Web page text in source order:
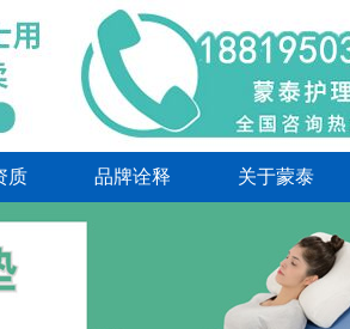
质 品牌诠释 关于蒙泰